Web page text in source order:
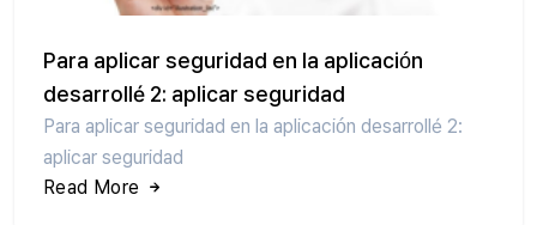
Para aplicar seguridad en la aplicación
desarrollé 2: aplicar seguridad
Para aplicar seguridad en la aplicación desarrollé 2:
aplicar seguridad
Read More